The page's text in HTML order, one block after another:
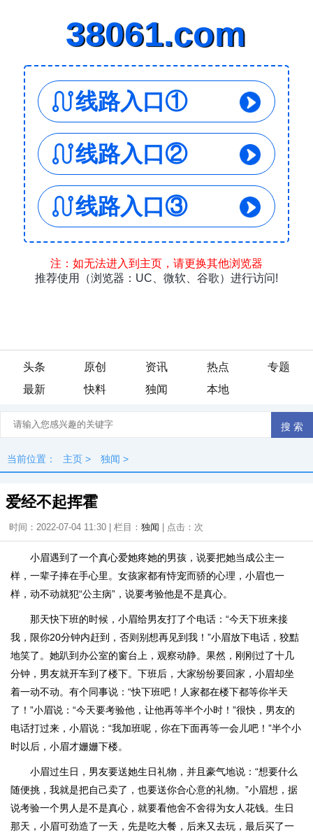
头条 原创 资讯 热点
专题
最新
快料 独闻 本地
当前位置： 主页 > 独闻 >
爱经不起挥霍
时间：2022-07-04 11:30 | 栏目： 独闻 | 点击： 次
小眉遇到了一个真心爱她疼她的男孩，说要把她当成公主一
样，一辈子捧在手心里。女孩家都有恃宠而骄的心理，小眉也一
样，动不动就犯“公主病”，说要考验他是不是真心。
那天快下班的时候，小眉给男友打了个电话：“今天下班来接
我，限你20分钟内赶到，否则别想再见到我！”小眉放下电话，狡黠
地笑了。她趴到办公室的窗台上，观察动静。果然，刚刚过了十几
分钟，男友就开车到了楼下。下班后，大家纷纷要回家，小眉却坐
着一动不动。有个同事说：“快下班吧！人家都在楼下都等你半天
了！”小眉说：“今天要考验他，让他再等半个小时！”很快，男友的
电话打过来，小眉说：“我加班呢，你在下面再等一会儿吧！”半个小
时以后，小眉才姗姗下楼。
小眉过生日，男友要送她生日礼物，并且豪气地说：“想要什么
随便挑，我就是把自己卖了，也要送你合心意的礼物。”小眉想，据
说考验一个男人是不是真心，就要看他舍不舍得为女人花钱。生日
那天，小眉可劲造了一天，先是吃大餐，后来又去玩，最后买了一